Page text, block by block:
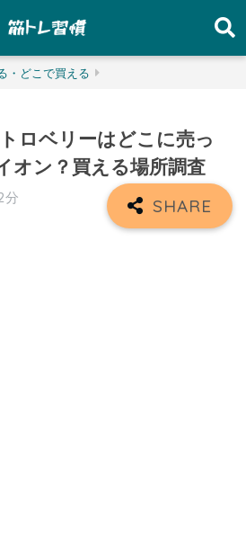
・どこで買える
ロベリーはどこに売っ
オン？買える場所調査